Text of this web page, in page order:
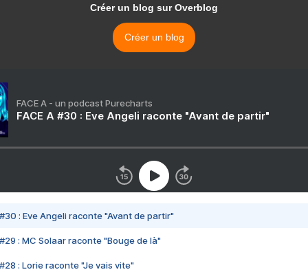
Créer un blog sur Overblog
Créer un blog
FACE A - un podcast Purecharts
FACE A #30 : Eve Angeli raconte "Avant de partir"
#30 : Eve Angeli raconte "Avant de partir"
#29 : MC Solaar raconte "Bouge de là"
#28 : Lorie raconte "Je vais vite"